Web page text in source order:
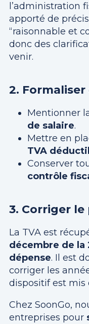
l’administration
apporté de
“raisonnable et
donc des
venir.
2.
Mentionner
de salaire.
Mettre en
TVA
Conserver
contrôle
3. Corriger
La TVA est
décembre de la
dépense. Il est
corriger les
dispositif est
Chez SoonGo,
entreprises pour